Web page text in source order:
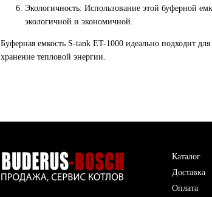
Экологичность: Использование этой буферной
экологичной и экономичной.
Буферная емкость S-tank ET-1000 идеально подходит
хранение тепловой энергии.
Каталог
Доставка
Оплата